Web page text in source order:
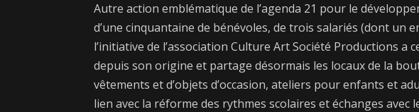
Autre action emblématique de l’agenda 21 pour le
d’une cinquantaine de bénévoles, de trois salariés (dont un
l’initiative de l’association Culture Art Société Productions a
depuis son origine et partage désormais les locaux de la
vêtements et d’objets d’occasion, ateliers pour enfants et
lien avec la réforme des rythmes scolaires et échanges